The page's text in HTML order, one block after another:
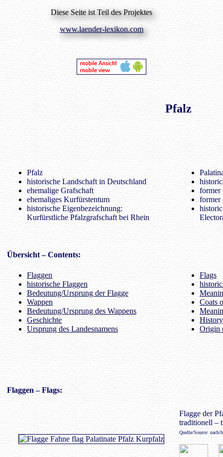
Diese Seite ist Teil des Projektes
www.laender-lexikon.com
Pfalz
Pfalz
historische Landschaft in Deutschland
ehemalige Grafschaft
ehemaliges Kurfürstentum
historische Eigenbezeichnung:
Kurfürstliche Pfalzgrafschaft bei Rhein
former
former
Übersicht– Contents:
Flaggen
historische Flaggen
Bedeutung/Ursprung der Flagge
Wappen
Bedeutung/Ursprung des Wappens
Geschichte
Ursprung des Landesnamens
Flags
Coats
History
Origin
Flaggen – Flags:
Flagge der
traditionell –
Quelle/Source: